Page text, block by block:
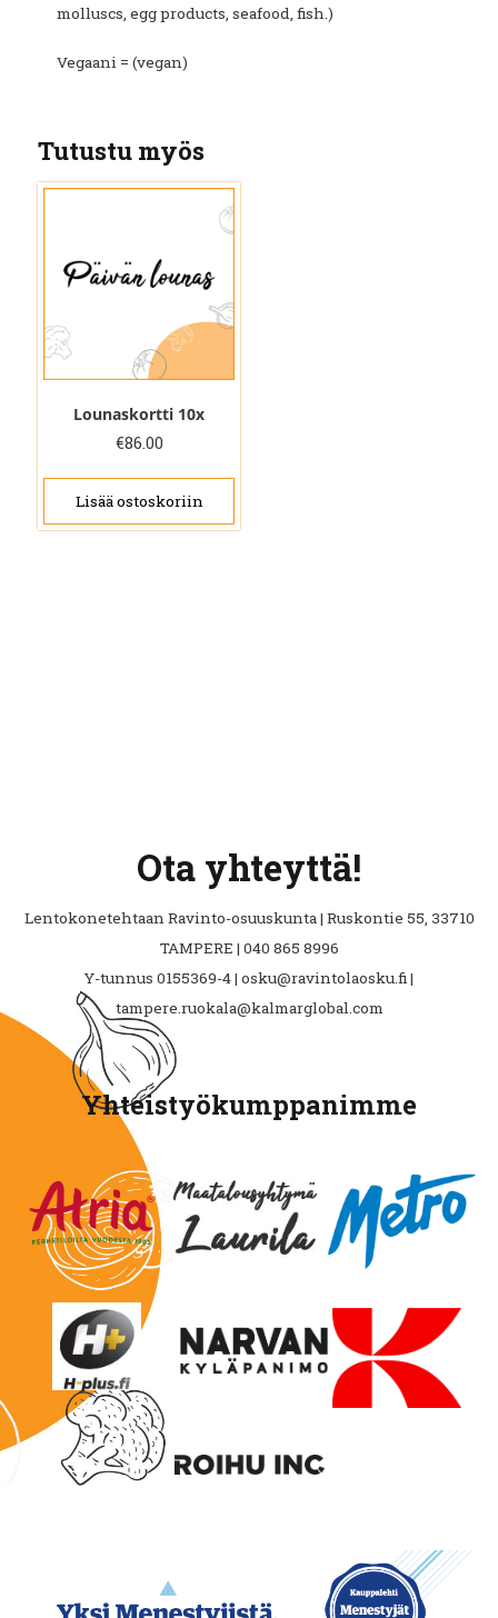
molluscs, egg products, seafood, fish.)
Vegaani = (vegan)
Tutustu myös
Lounaskortti 10x
€86.00
Lisää ostoskoriin
Ota yhteyttä!
Lentokonetehtaan Ravinto-osuuskunta | Ruskontie 55, 33710
TAMPERE | 040 865 8996
Y-tunnus 0155369-4 | osku@ravintolaosku.fi |
tampere.ruokala@kalmarglobal.com
Yhteistyökumppanimme